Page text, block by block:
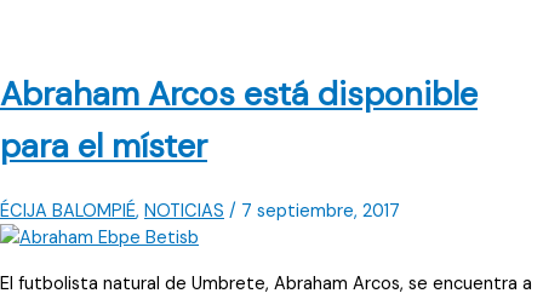
Abraham Arcos está disponible
para el míster
ÉCIJA BALOMPIÉ, NOTICIAS / 7 septiembre, 2017
El futbolista natural de Umbrete, Abraham Arcos, se encuentra a